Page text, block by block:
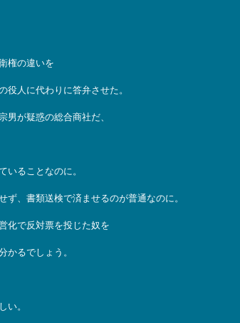
権の違いを
人に代わりに答弁させた。
が疑惑の総合商社だ、
いることなのに。
、書類送検で済ませるのが普通なのに。
化で反対票を投じた奴を
かるでしょう。
い。